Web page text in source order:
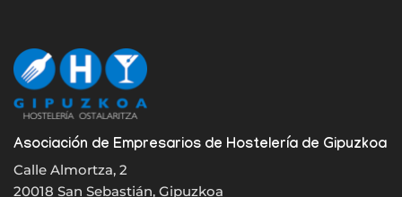
Asociación de Empresarios de Hostelería de Gipuzkoa
Calle Almortza, 2
20018 San Sebastián, Gipuzkoa